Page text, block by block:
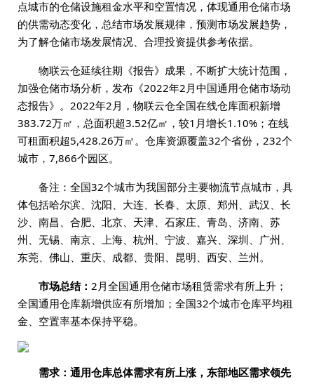
点城市的仓储设施租金水平和空置情况，体现通用仓储市场
的供需动态变化，总结市场发展规律，预测市场发展趋势，
为了解仓储市场发展情况、合理投资提供参考依据。
物联云仓延续往期《报告》成果，不断扩大统计范围，
加强仓储市场分析，发布《2022年2月中国通用仓储市场动
态报告》。2022年2月，物联云仓全国在线仓库面积新增
383.72万㎡，总面积超3.52亿㎡，较1月增长1.10%；在线
可租面积超5,428.26万㎡。仓库资源覆盖32个省份，232个
城市，7,866个园区。
备注：全国32个城市为我国部分主要物流节点城市，具
体包括哈尔滨、沈阳、大连、长春、太原、郑州、武汉、长
沙、南昌、合肥、北京、天津、石家庄、青岛、济南、苏
州、无锡、南京、上海、杭州、宁波、嘉兴、深圳、广州、
东莞、佛山、重庆、成都、贵阳、昆明、西安、兰州。
市场总结： 2月全国通用仓储市场租赁需求有所上升；
全国通用仓库新增供应有所增加；全国32个城市仓库平均租
金、空置率基本保持平稳。
需求：通用仓库总体需求有所上涨，东部地区需求领先